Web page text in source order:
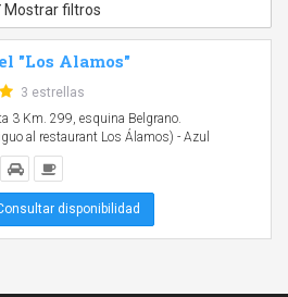
Mostrar filtros
"Los Alamos"
3 estrellas
3 Km. 299, esquina Belgrano.
al restaurant Los Álamos) - Azul
disponibilidad